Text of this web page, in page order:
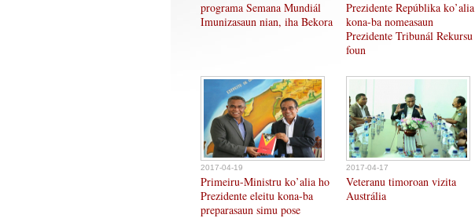
programa Semana Mundiál
Imunizasaun nian, iha Bekora
Prezidente Repúblika ko’alia
kona-ba nomeasaun
Prezidente Tribunál Rekursu
foun
2017-04-19
Primeiru-Ministru ko’alia ho
Prezidente eleitu kona-ba
preparasaun simu pose
2017-04-17
Veteranu timoroan vizita
Austrália